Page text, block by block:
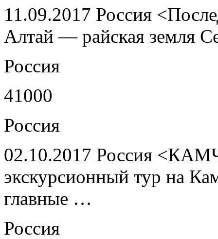
11.09.2017 Россия
Алтай — райская земля
Россия
41000
Россия
02.10.2017 Россия
экскурсионный тур на
главные …
Россия